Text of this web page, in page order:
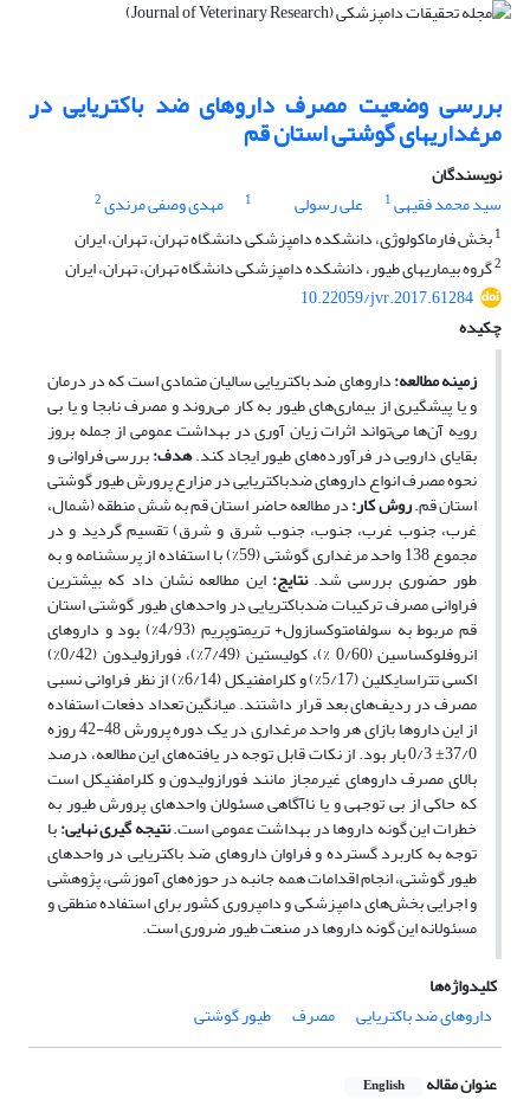
بررسی وضعیت مصرف داروهای ضد باکتریایی در
مرغداریهای گوشتی استان قم
نویسندگان
سید محمد فقیهی1 علی رسولی 1 مهدی وصفی مرندی2
1بخش فارماکولوژی، دانشکده دامپزشکی دانشگاه تهران، تهران، ایران
2گروه بیماریهای طیور، دانشکده دامپزشکی دانشگاه تهران، تهران، ایران
10.22059/jvr.2017.61284
چکیده
زمینه مطالعه:داروهای ضد باکتریایی سالیان متمادی است که در درمان
و یا پیشگیری از بیماری‌های طیور به کار می‌روند و مصرف نابجا و یا بی
رویه آن‌ها می‌تواند اثرات زیان آوری در بهداشت عمومی از جمله بروز
بقایای دارویی در فرآورده‌های طیور ایجاد کند.هدف:بررسی فراوانی و
نحوه مصرف انواع داروهای ضدباکتریایی در مزارع پرورش طیور گوشتی
استان قم.روش کار:در مطالعه حاضر استان قم به شش منطقه (شمال،
غرب، جنوب غرب، جنوب، جنوب شرق و شرق) تقسیم گردید و در
مجموع 138 واحد مرغداری گوشتی (59%) با استفاده از پرسشنامه و به
طور حضوری بررسی شد.نتایج:این مطالعه نشان داد که بیشترین
فراوانی مصرف ترکیبات ضدباکتریایی در واحدهای طیور گوشتی استان
قم مربوط به سولفامتوکسازول+ تریمتوپریم (4/93%) بود و داروهای
انروفلوکساسین (0/60 %)، کولیستین (7/49%)، فورازولیدون (0/42%)
اکسی تتراسایکلین (5/17%) و کلرامفنیکل (6/14%) از نظر فراوانی نسبی
مصرف در ردیف‌های بعد قرار داشتند. میانگین تعداد دفعات استفاده
از این داروها بازای هر واحد مرغداری در یک دوره پرورش 48-42 روزه
37/0± 0/3 بار بود. از نکات قابل توجه در یافته‌های این مطالعه، درصد
بالای مصرف داروهای غیرمجاز مانند فورازولیدون و کلرامفنیکل است
که حاکی از بی توجهی و یا ناآگاهی مسئولان واحدهای پرورش طیور به
خطرات این گونه داروها در بهداشت عمومی است.نتیجه گیری نهایی:با
توجه به کاربرد گسترده و فراوان داروهای ضد باکتریایی در واحدهای
طیور گوشتی، انجام اقدامات همه جانبه در حوزه‌های آموزشی، پژوهشی
و اجرایی بخش‌های دامپزشکی و دامپروری کشور برای استفاده منطقی و
مسئولانه این گونه داروها در صنعت طیور ضروری است.
کلیدواژه‌ها
داروهای ضد باکتریایی
مصرف طیور گوشتی
عنوان مقاله English